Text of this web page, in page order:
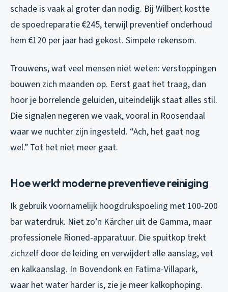
schade is vaak al groter dan nodig. Bij Wilbert kostte
de spoedreparatie €245, terwijl preventief onderhoud
hem €120 per jaar had gekost. Simpele rekensom.
Trouwens, wat veel mensen niet weten: verstoppingen
bouwen zich maanden op. Eerst gaat het traag, dan
hoor je borrelende geluiden, uiteindelijk staat alles stil.
Die signalen negeren we vaak, vooral in Roosendaal
waar we nuchter zijn ingesteld. “Ach, het gaat nog
wel.” Tot het niet meer gaat.
Hoe werkt moderne preventieve reiniging
Ik gebruik voornamelijk hoogdrukspoeling met 100-200
bar waterdruk. Niet zo’n Kärcher uit de Gamma, maar
professionele Rioned-apparatuur. Die spuitkop trekt
zichzelf door de leiding en verwijdert alle aanslag, vet
en kalkaanslag. In Bovendonk en Fatima-Villapark,
waar het water harder is, zie je meer kalkophoping.